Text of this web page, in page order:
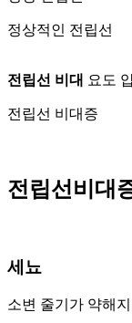
정상적인 전립선
전립선 비대 요도
전립선 비대증
전립선비대
세뇨
소변 줄기가 약해